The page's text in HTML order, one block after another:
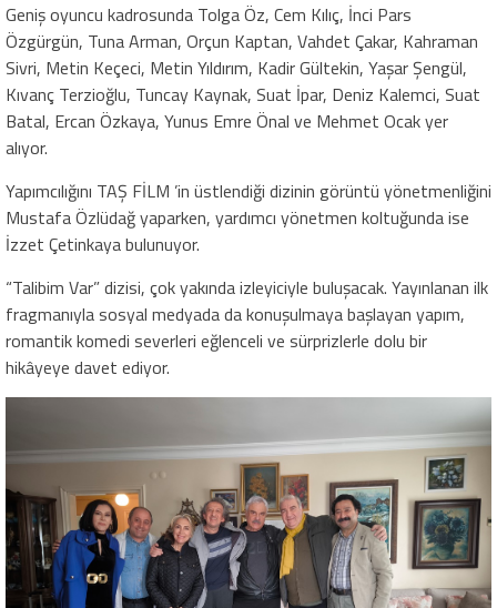
Geniş oyuncu kadrosunda Tolga Öz, Cem Kılıç, İnci Pars
Özgürgün, Tuna Arman, Orçun Kaptan, Vahdet Çakar, Kahraman
Sivri, Metin Keçeci, Metin Yıldırım, Kadir Gültekin, Yaşar Şengül,
Kıvanç Terzioğlu, Tuncay Kaynak, Suat İpar, Deniz Kalemci, Suat
Batal, Ercan Özkaya, Yunus Emre Önal ve Mehmet Ocak yer
alıyor.
Yapımcılığını TAŞ FİLM ’in üstlendiği dizinin görüntü yönetmenliğini
Mustafa Özlüdağ yaparken, yardımcı yönetmen koltuğunda ise
İzzet Çetinkaya bulunuyor.
“Talibim Var” dizisi, çok yakında izleyiciyle buluşacak. Yayınlanan ilk
fragmanıyla sosyal medyada da konuşulmaya başlayan yapım,
romantik komedi severleri eğlenceli ve sürprizlerle dolu bir
hikâyeye davet ediyor.